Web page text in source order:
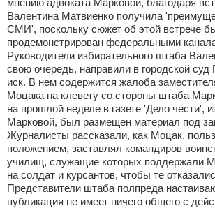
мнению адвоката Марковой, благодаря
Валентина Матвиенко получила
СМИ', поскольку сюжет об этой встрече
продемонстрирован федеральными
Руководители избирательного штаба
свою очередь, направили в городской суд
иск. В нем содержится жалоба
Моцака на клевету со стороны штаба
на прошлой неделе в газете 'Дело чести',
Марковой, был размещен материал под
Журналисты рассказали, как Моцак,
положением, заставлял командиров
училищ, служащие которых поддержали
на солдат и курсантов, чтобы те
Представители штаба полпреда
публикация не имеет ничего общего с